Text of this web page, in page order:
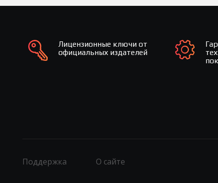
Лицензионные ключи от
официальных издателей
Поддержка О сайте